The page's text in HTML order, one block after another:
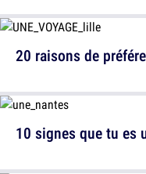
20 raisons de
10 signes que tu es